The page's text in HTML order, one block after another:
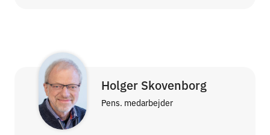
Holger Skovenborg
Pens. medarbejder